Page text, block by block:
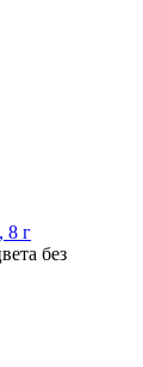
8 г
без